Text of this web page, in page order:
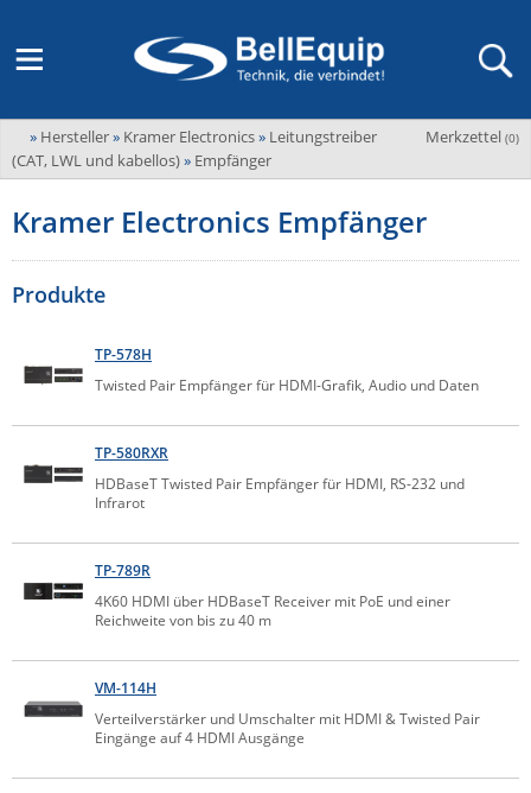
M2M Router, Antennen, VPN & SIM
SD-WAN & Bonding
KVM & Audio/Video Signalverteilung
Kabel und Verkabelung
Digital Signage
USV, Energieverteilung & -messung
USV / UPS
Energiemessung
Industrielle Stromversorgung
Energieverteilung
IP, WLAN & GSM Sensorik
IoT - Internet of Things
IPC, Industrielle Netzwerktechnik & WLAN
Industrielle Netzwerktechnik / Kommunikation
Industrielle Computer
Wi-Fi - WLAN - Wireless
Serverräume
RMA / Rücksendung / Support
Adder
ADEL system
Advantech
Advantech-Conel
AKCP / AKCess Pro
Aten
Black Box
Bondix
Comet System
CompleTech
Eaton
Übersicht
Wissen
Neue Produkte
Veranstaltungen
Aktueller Newsletter
LAGERABVERKAUF Stromverteilung und -messung
Unternehmen
Ansprechpersonen
Veranstaltungen
Jobs & Karriere
Merkzettel (0)
» Hersteller» Kramer Electronics» Leitungstreiber
(CAT, LWL und kabellos)» Empfänger
Kramer Electronics Empfänger
Produkte
TP-578H
Twisted Pair Empfänger für HDMI-Grafik, Audio und Daten
TP-580RXR
HDBaseT Twisted Pair Empfänger für HDMI, RS-232 und
Infrarot
TP-789R
4K60 HDMI über HDBaseT Receiver mit PoE und einer
Reichweite von bis zu 40 m
VM-114H
Verteilverstärker und Umschalter mit HDMI & Twisted Pair
Eingänge auf 4 HDMI Ausgänge